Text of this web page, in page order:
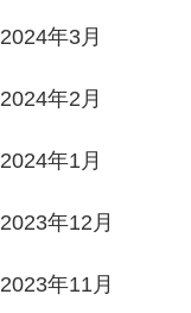
2024年3月
2024年2月
2024年1月
2023年12月
2023年11月